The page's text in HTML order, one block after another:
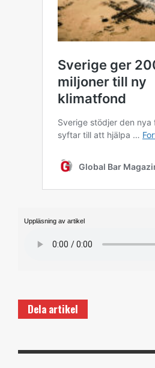
Uppläsning av artikel
Dela artikel